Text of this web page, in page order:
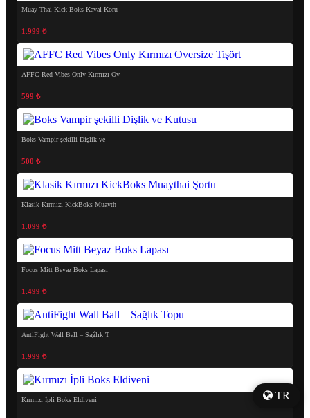
Muay Thai Kick Boks Kaval Koru
1.999 ₺
AFFC Red Vibes Only Kırmızı Ov
599 ₺
Boks Vampir şekilli Dişlik ve
500 ₺
Klasik Kırmızı KickBoks Muayth
1.099 ₺
Focus Mitt Beyaz Boks Lapası
1.499 ₺
AntiFight Wall Ball – Sağlık T
1.999 ₺
Kırmızı İpli Boks Eldiveni TR